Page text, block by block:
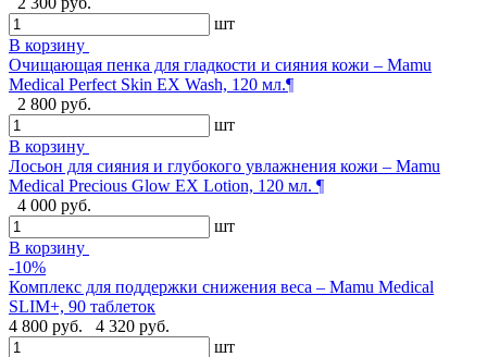
шт
В корзину
Очищающая пенка для гладкости и сияния кожи – Mamu
Medical Perfect Skin EX Wash, 120 мл.¶
2 800 руб.
шт
В корзину
Лосьон для сияния и глубокого увлажнения кожи – Mamu
Medical Precious Glow EX Lotion, 120 мл. ¶
4 000 руб.
шт
В корзину
-10%
Комплекс для поддержки снижения веса – Mamu Medical
SLIM+, 90 таблеток
4 800 руб.
4 320 руб.
шт